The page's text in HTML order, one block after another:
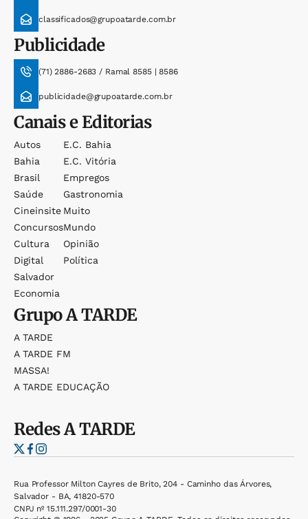
classificados@grupoatarde.com.br
Publicidade
(71) 2886-2683 / Ramal 8585 | 8586
publicidade@grupoatarde.com.br
Canais e Editorias
Autos
Bahia
Brasil
Saúde
Cineinsite
Concursos
Cultura
Digital
Salvador
Economia
E.c. Bahia
E.c. Vitória
Empregos
Gastronomia
Muito
Mundo
Opinião
Política
GrupoA TARDE
A TARDE
A TARDE FM
MASSA!
A TARDE EDUCAÇÃO
RedesA TARDE
Rua Professor Milton Cayres de Brito, 204 - Caminho das Árvores,
Salvador - BA, 41820-570
CNPJ nº 15.111.297/0001-30